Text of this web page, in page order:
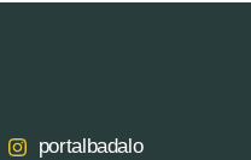
portalbadalo